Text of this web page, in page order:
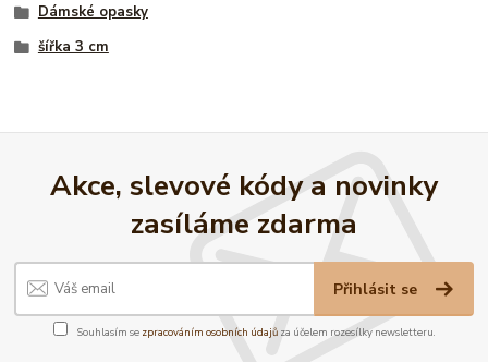
Dámské opasky
šířka 3 cm
Akce, slevové kódy a novinky
zasíláme zdarma
Přihlásit se
Souhlasím se zpracováním osobních údajůza účelem rozesílky newsletteru.